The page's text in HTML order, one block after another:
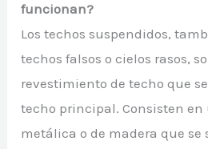
funcionan?
Los techos suspendidos,
techos falsos o cielos rasos,
revestimiento de techo que
techo principal. Consisten
metálica o de madera que se